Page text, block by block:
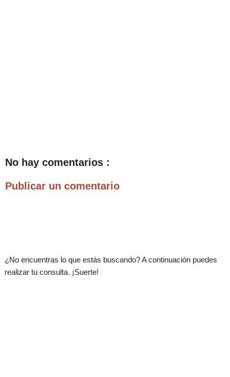
No hay comentarios :
Publicar un comentario
¿No encuentras lo que estás buscando? A continuación puedes
realizar tu consulta. ¡Suerte!